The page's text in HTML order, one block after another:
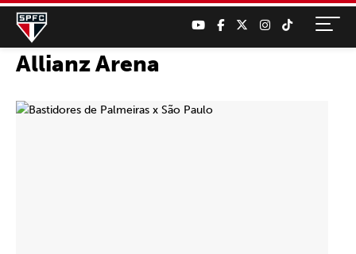
Allianz Arena